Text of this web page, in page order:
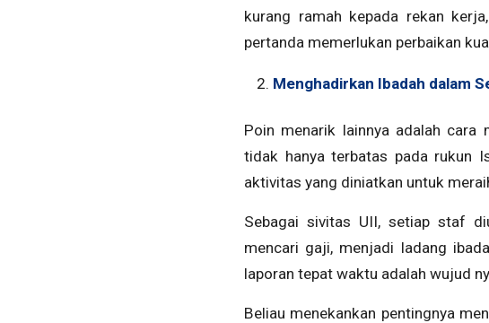
kurang ramah kepada rekan
pertanda memerlukan perbaikan
Menghadirkan Ibadah dalam
Poin menarik lainnya adalah cara
tidak hanya terbatas pada rukun
aktivitas yang diniatkan untuk
Sebagai sivitas UII, setiap staf
mencari gaji, menjadi ladang
laporan tepat waktu adalah wujud
Beliau menekankan pentingnya